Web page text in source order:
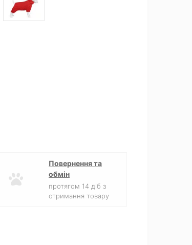
Повернення та
обмін
протягом 14 діб з
отримання товару